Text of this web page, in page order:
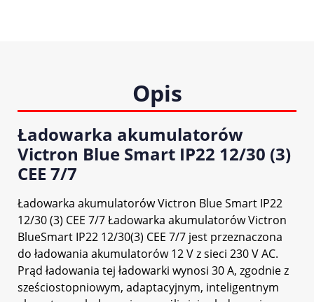
Opis
Ładowarka akumulatorów
Victron Blue Smart IP22 12/30 (3)
CEE 7/7
Ładowarka akumulatorów Victron Blue Smart IP22
12/30 (3) CEE 7/7 Ładowarka akumulatorów Victron
BlueSmart IP22 12/30(3) CEE 7/7 jest przeznaczona
do ładowania akumulatorów 12 V z sieci 230 V AC.
Prąd ładowania tej ładowarki wynosi 30 A, zgodnie z
sześciostopniowym, adaptacyjnym, inteligentnym